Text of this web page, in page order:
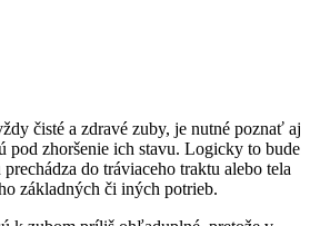
čisté a zdravé zuby, je nutné poznať aj
pod zhoršenie ich stavu. Logicky to bude
do tráviaceho traktu alebo tela
základných či iných potrieb.